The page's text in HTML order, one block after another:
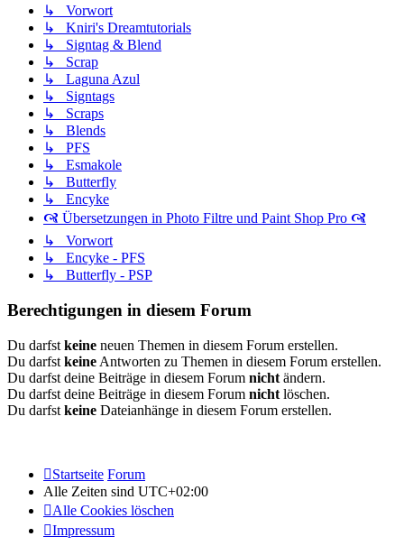
↳ Vorwort
↳ Kniri's Dreamtutorials
↳ Signtag & Blend
↳ Scrap
↳ Laguna Azul
↳ Signtags
↳ Scraps
↳ Blends
↳ PFS
↳ Esmakole
↳ Butterfly
↳ Encyke
🙧 Übersetzungen in Photo Filtre und Paint Shop Pro 🙧
↳ Vorwort
↳ Encyke - PFS
↳ Butterfly - PSP
Berechtigungen in diesem Forum
Du darfst keine neuen Themen in diesem Forum erstellen.
Du darfst keine Antworten zu Themen in diesem Forum erstellen.
Du darfst deine Beiträge in diesem Forum nicht ändern.
Du darfst deine Beiträge in diesem Forum nicht löschen.
Du darfst keine Dateianhänge in diesem Forum erstellen.
Startseite Forum
Alle Zeiten sind UTC+02:00
Alle Cookies löschen
Impressum